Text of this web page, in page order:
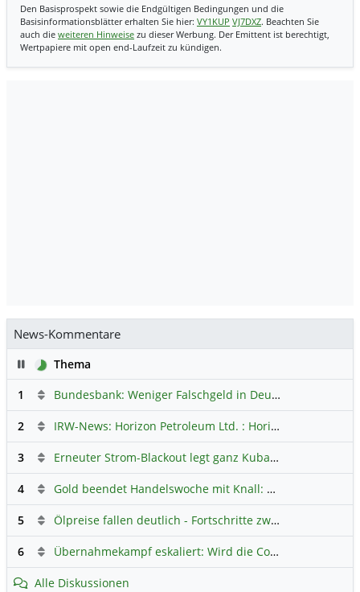
Den Basisprospekt sowie die Endgültigen Bedingungen und die
Basisinformationsblätter erhalten Sie hier: VY1KUP VJ7DXZ. Beachten Sie
auch die weiteren Hinweise zu dieser Werbung. Der Emittent ist berechtigt,
Wertpapiere mit open end-Laufzeit zu kündigen.
News-Kommentare
PauseThema
1
Bundesbank: Weniger Falschgeld in Deutschland
2 IRW-News: Horizon Petroleum Ltd. : Horizon Petroleum beginnt mit der Testförderung im Projekt Lachowice in Polen und schließt die Platzierung einer überzeichneten Wandelanleihe ab
3 Erneuter Strom-Blackout legt ganz Kuba lahm
4 Gold beendet Handelswoche mit Knall: Barrick Mining – Ist diese Aktie wieder ein Kauf?
5 Ölpreise fallen deutlich - Fortschritte zwischen USA und Iran belasten
6 Übernahmekampf eskaliert: Wird die Commerzbank italienisch?
Alle Diskussionen